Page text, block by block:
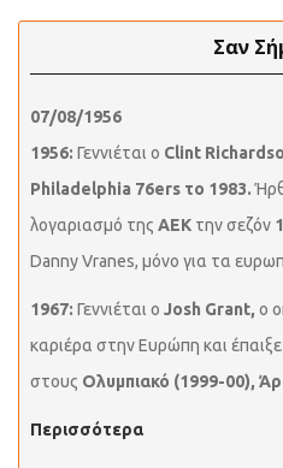
Σαν
07/08/1956
1956: Γεννιέται ο Clint
Philadelphia 76ers το 1983.
λογαριασμό της ΑΕΚ την σεζόν
Danny Vranes, μόνο για τα
1967: Γεννιέται ο Josh Grant, ο
καριέρα στην Ευρώπη και
στους Ολυμπιακό (1999-00),
Περισσότερα